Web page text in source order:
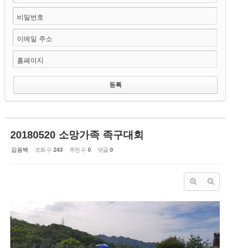
비밀번호
이메일 주소
홈페이지
20180520 소망가족 족구대회
김용백 조회 수 243 추천 수 0 댓글 0